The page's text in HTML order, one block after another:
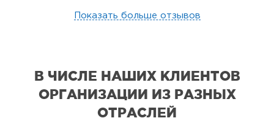
Показать больше отзывов
В ЧИСЛЕ НАШИХ КЛИЕНТОВ
ОРГАНИЗАЦИИ ИЗ РАЗНЫХ
ОТРАСЛЕЙ